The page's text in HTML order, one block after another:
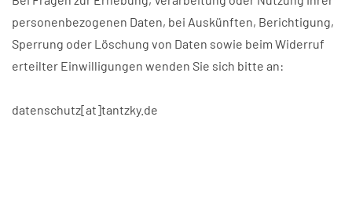
personenbezogenen Daten, bei Auskünften, Berichtigung,
Sperrung oder Löschung von Daten sowie beim Widerruf
erteilter Einwilligungen wenden Sie sich bitte an:
datenschutz[at]tantzky.de